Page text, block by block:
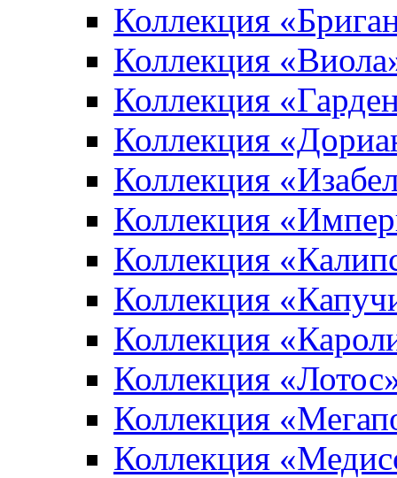
Коллекция
Коллекция
Коллекция
Коллекция
Коллекция
Коллекция
Коллекция
Коллекция
Коллекция
Коллекция
Коллекция
Коллекция